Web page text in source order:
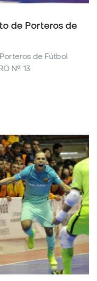
de Porteros de
de Fútbol
Nº 13